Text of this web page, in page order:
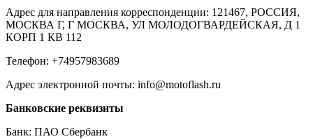
Адрес для направления корреспонденции: 121467, РОССИЯ,
МОСКВА Г, Г МОСКВА, УЛ МОЛОДОГВАРДЕЙСКАЯ, Д 1
КОРП 1 КВ 112
Телефон: +74957983689
Адрес электронной почты: info@motoflash.ru
Банковские реквизиты
Банк: ПАО Сбербанк